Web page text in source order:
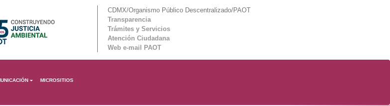
CDMX/Organismo Público Descentralizado/PAOT
Transparencia
Trámites y Servicios
Atención Ciudadana
Web e-mail PAOT
MICROSITIOS